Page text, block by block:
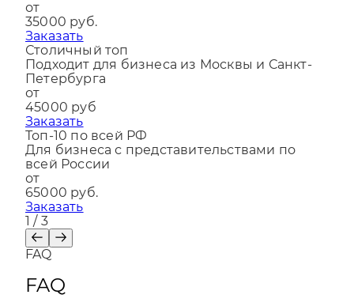
от
35000 руб.
Заказать
Столичный топ
Подходит для бизнеса из Москвы и Санкт-
Петербурга
от
45000 руб
Заказать
Топ-10 по всей РФ
Для бизнеса с представительствами по
всей России
от
65000 руб.
Заказать
1 / 3
FAQ
FAQ